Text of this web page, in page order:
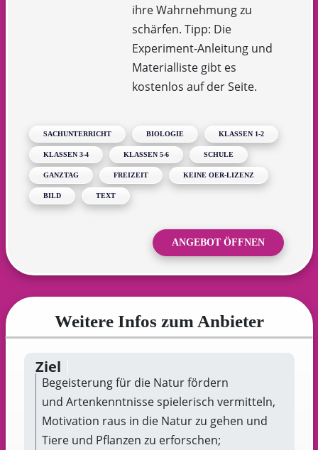
ihre Wahrnehmung zu
schärfen. Tipp: Die
Experiment-Anleitung und
Materialliste gibt es
kostenlos auf der Seite.
SACHUNTERRICHT BIOLOGIE KLASSEN 1-2
KLASSEN 3-4 KLASSEN 5-6 SCHULE
GANZTAG FREIZEIT KEINE OER-LIZENZ
BILD TEXT
ANGEBOT ÖFFNEN
Weitere Infos zum Anbieter
Ziel
Begeisterung für die Natur fördern
und Artenkenntnisse spielerisch vermitteln,
Motivation raus in die Natur zu gehen und
Tiere und Pflanzen zu erforschen;